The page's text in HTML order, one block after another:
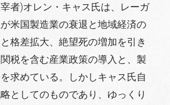
者)オレン・キャス氏は、レーガ
米国製造業の衰退と地域経済の
格差拡大、絶望死の増加を引き
税を含む産業政策の導入と、製
求めている。しかしキャス氏自
としてのものであり、ゆっくり